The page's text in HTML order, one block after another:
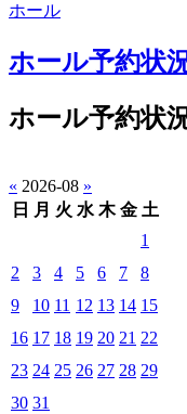
ホール
ホール予約状
ホール予約状
« 2026-08 »
日
月 火 水 木 金 土
1
2
3 4 5 6 7
8
9
10 11 12 13 14 15
16 17 18 19 20 21 22
23 24 25 26 27 28 29
30 31